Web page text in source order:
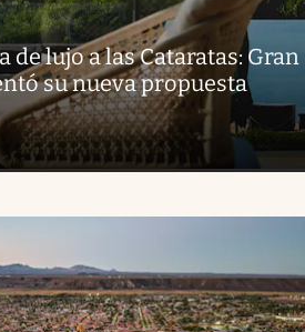
de lujo a las Cataratas: Gran
su nueva propuesta